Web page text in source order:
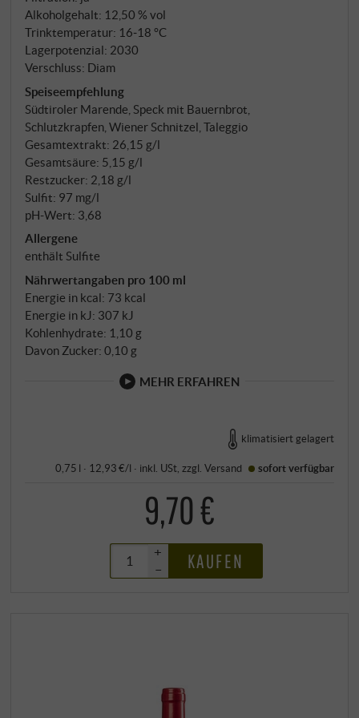
ihre Trauben für diesen Wein aus der Lage Sattel –
jenen sanft geneigten Weinbergen zwischen Eppan
und dem See, auf 420 bis 480 Metern, Südost- bis
Südwestexposition, auf Moränenschuttböden aus
der letzten Eiszeit. Die Reben sind bis zu 50 Jahre
alt. Gelesen wird Anfang Oktober, von Hand – und
das Wort "Auslese" im Namen ist Programm: Nur die
reifsten Trauben kommen in diesen Wein, getrennt
von der übrigen Ernte vinifiziert. Ausschließlich
Stahl, kein Holz – die Frucht soll sprechen.
Alkoholgehalt: 12,50 % vol
Trinktemperatur: 16‑18 °C
Lagerpotenzial: 2030
Verschluss: Diam
Speiseempfehlung
Südtiroler Marende, Speck mit Bauernbrot,
Schlutzkrapfen, Wiener Schnitzel, Taleggio
Gesamtextrakt: 26,15 g/l
Gesamtsäure: 5,15 g/l
Restzucker: 2,18 g/l
Sulfit: 97 mg/l
pH-Wert: 3,68
Allergene
enthält Sulfite
Nährwertangaben pro 100 ml
Energie in kcal: 73 kcal
Energie in kJ: 307 kJ
Kohlenhydrate: 1,10 g
Davon Zucker: 0,10 g
MEHR ERFAHREN
klimatisiert gelagert
0,75 l · 12,93 €/l · inkl. USt , zzgl.Versand sofort verfügbar
9,70 €
+
–
KAUFEN